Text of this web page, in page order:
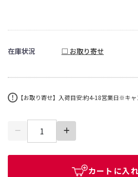
在庫状況 □ お取り寄せ
【お取り寄せ】入荷目安:約4-18営業日※キャ
カートに入